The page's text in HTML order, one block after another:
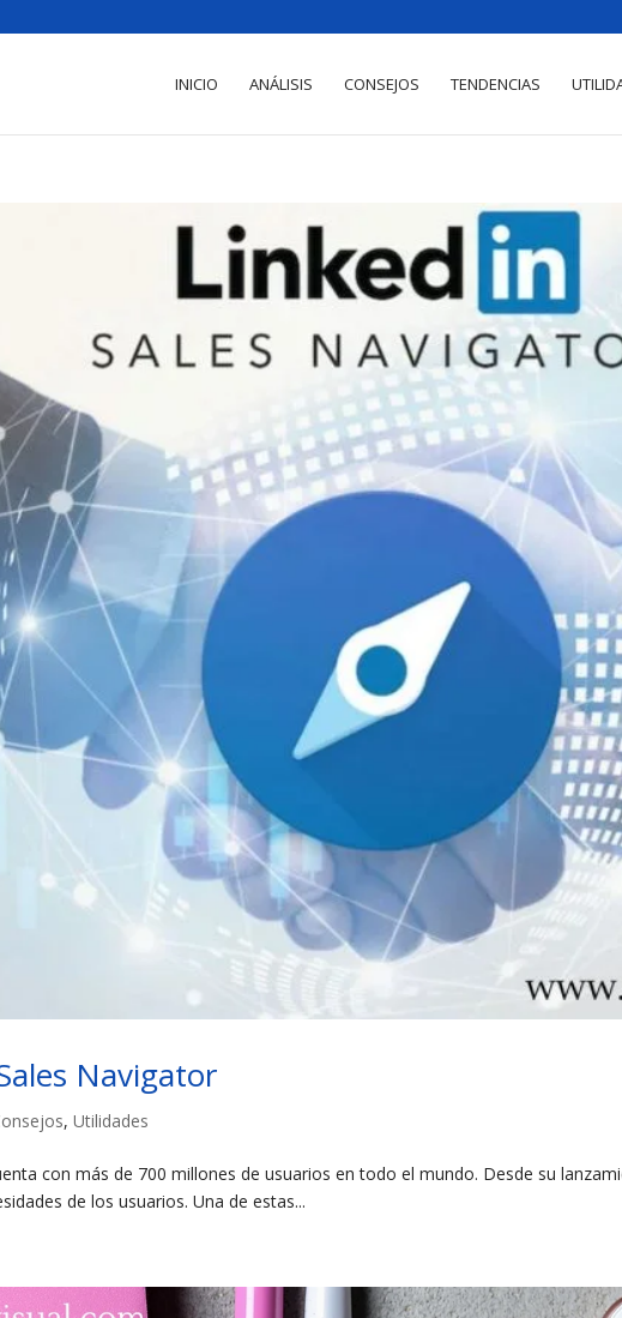
INICIO ANÁLISIS CONSEJOS TENDENCIAS
Navigator
, Utilidades
con más de 700 millones de usuarios en todo el mundo. Desde su
de los usuarios. Una de estas...